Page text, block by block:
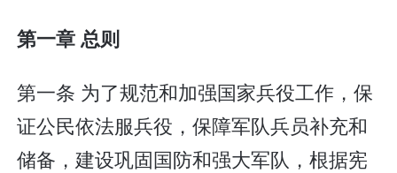
第一章 总则
第一条 为了规范和加强国家兵役工作，保
证公民依法服兵役，保障军队兵员补充和
储备，建设巩固国防和强大军队，根据宪